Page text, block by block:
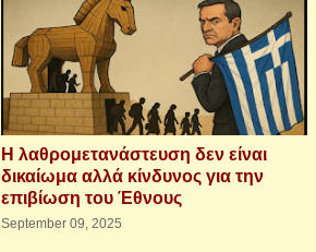
H λαθρομετανάστευση δεν είναι
δικαίωμα αλλά κίνδυνος για την
επιβίωση του Έθνους
September 09, 2025